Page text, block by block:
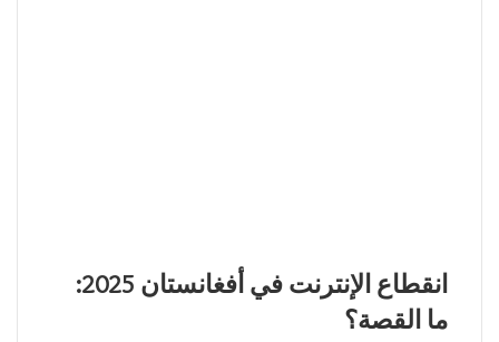
انقطاع الإنترنت في أفغانستان 2025:
ما القصة؟